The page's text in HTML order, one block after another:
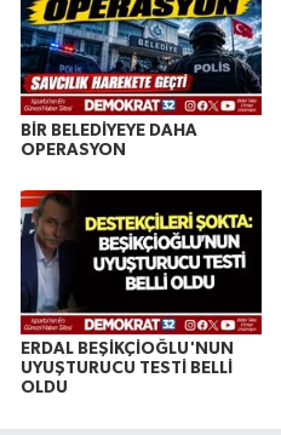
BİR BELEDİYEYE DAHA
OPERASYON
ERDAL BEŞİKÇİOĞLU'NUN
UYUŞTURUCU TESTİ BELLİ
OLDU